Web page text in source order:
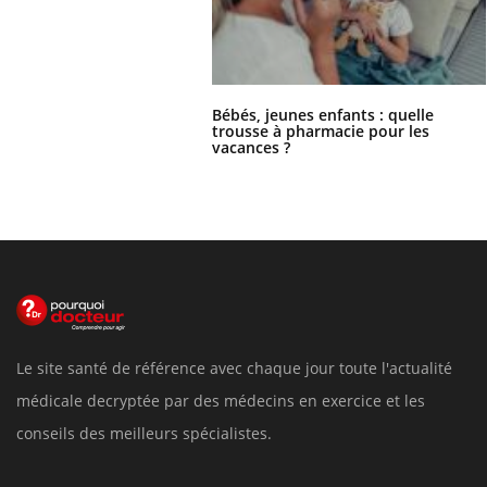
Bébés, jeunes enfants : quelle
trousse à pharmacie pour les
vacances ?
Le site santé de référence avec chaque jour toute l'actualité
médicale decryptée par des médecins en exercice et les
conseils des meilleurs spécialistes.